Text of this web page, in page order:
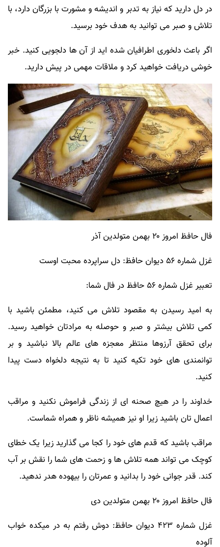
در دل دارید که نیاز به تدبر و اندیشه و مشورت با بزرگان دارد، با
تلاش و صبر می توانید به هدف خود برسید.
اگر باعث دلخوری اطرافیان شده اید از آن ها دلجویی کنید. خبر
خوشی دریافت خواهید کرد و ملاقات مهمی در پیش دارید.
فال حافظ امروز ۲۰ بهمن متولدین آذر
غزل شماره ۵۶ دیوان حافظ: دل سراپرده محبت اوست
تعبیر غزل شماره ۵۶ حافظ در فال شما:
به امید رسیدن به مقصود تلاش می کنید، مطمئن باشید با
کمی تلاش بیشتر و صبر و حوصله به مرادتان خواهید رسید.
برای تحقق آرزوها منتظر معجزه های عالم بالا نباشید و بر
توانمندی های خود تکیه کنید تا به نتیجه دلخواه دست پیدا
کنید.
خداوند را در هیچ صحنه ای از زندگی فراموش نکنید و مراقب
اعمال تان باشید زیرا او نیز همیشه ناظر و همراه شماست.
مراقب باشید که قدم های خود را کجا می گذارید زیرا یک خطای
کوچک می تواند همه تلاش ها و زحمت های شما را نقش بر آب
کند. قدر جوانی خود را بدانید و عمرتان را بیهوده هدر ندهید.
فال حافظ امروز ۲۰ بهمن متولدین دی
غزل شماره ۴۲۳ دیوان حافظ: دوش رفتم به در میکده خواب
آلوده